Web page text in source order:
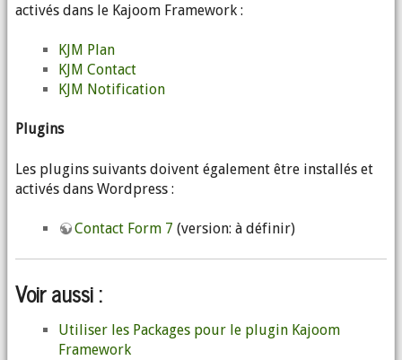
activés dans le Kajoom Framework :
KJM Plan
KJM Contact
KJM Notification
Plugins
Les plugins suivants doivent également être installés et
activés dans Wordpress :
Contact Form 7 (version: à définir)
Voir aussi :
Utiliser les Packages pour le plugin Kajoom
Framework